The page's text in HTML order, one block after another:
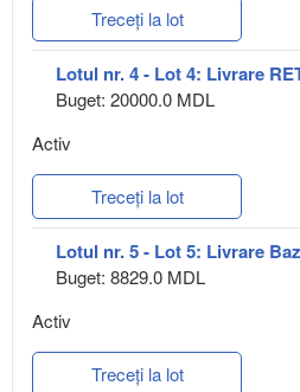
Treceți la lot
Lotul nr. 4 - Lot 4: Livrare
Buget: 20000.0 MDL
Activ
Treceți la lot
Lotul nr. 5 - Lot 5: Livrare
Buget: 8829.0 MDL
Activ
Treceți la lot